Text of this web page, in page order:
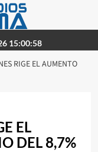
15:00:58
RIGE EL AUMENTO
EL
DEL 8,7%